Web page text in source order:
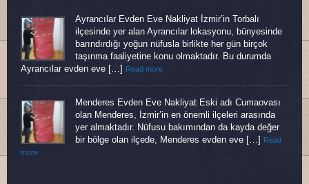
Ayrancılar Evden Eve Nakliyat İzmir’in Torbalı
ilçesinde yer alan Ayrancılar lokasyonu, bünyesinde
barındırdığı yoğun nüfusla birlikte her gün birçok
taşınma faaliyetine konu olmaktadır. Bu durumda
Ayrancılar evden eve […]
Read more
Menderes Evden Eve Nakliyat Eski adı Cumaovası
olan Menderes, İzmir’in en önemli ilçeleri arasında
yer almaktadır. Nüfusu bakımından da kayda değer
bir bölge olan ilçede, Menderes evden eve […]
Read
more